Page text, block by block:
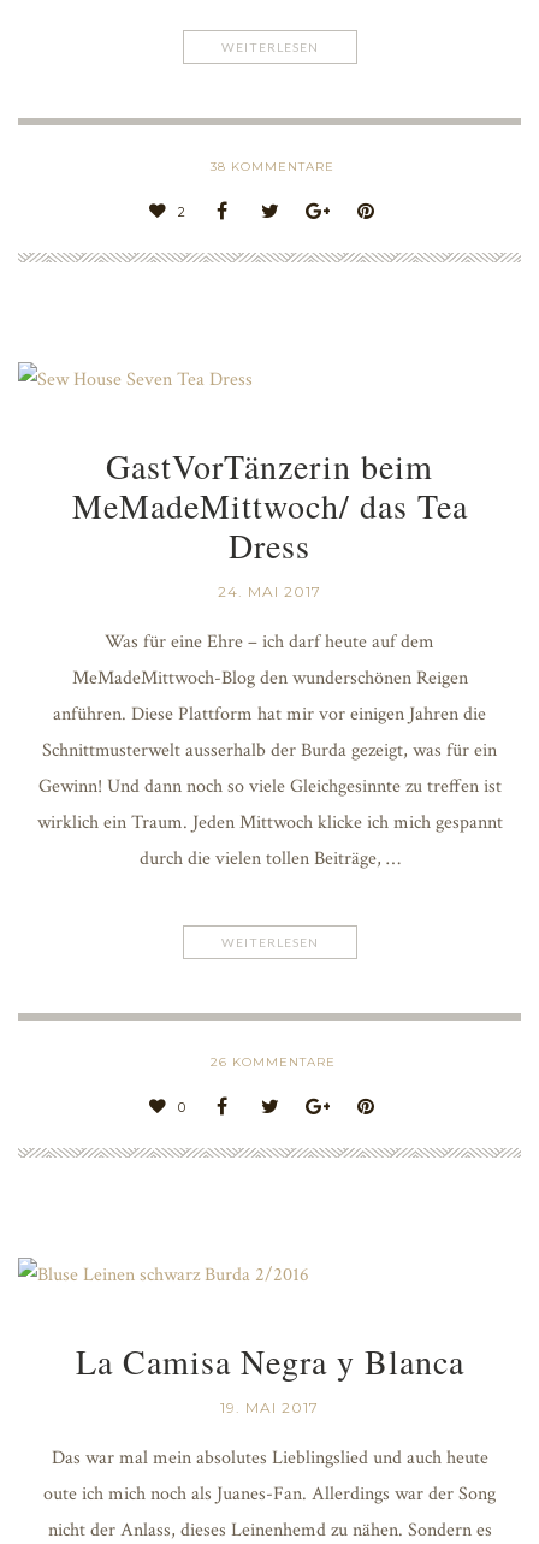
WEITERLESEN
38 KOMMENTARE
2
GastVorTänzerin beim
MeMadeMittwoch/ das Tea
Dress
24. MAI 2017
Was für eine Ehre – ich darf heute auf dem
MeMadeMittwoch-Blog den wunderschönen Reigen
anführen. Diese Plattform hat mir vor einigen Jahren die
Schnittmusterwelt ausserhalb der Burda gezeigt, was für ein
Gewinn! Und dann noch so viele Gleichgesinnte zu treffen ist
wirklich ein Traum. Jeden Mittwoch klicke ich mich gespannt
durch die vielen tollen Beiträge, …
WEITERLESEN
26 KOMMENTARE
0
La Camisa Negra y Blanca
19. MAI 2017
Das war mal mein absolutes Lieblingslied und auch heute
oute ich mich noch als Juanes-Fan. Allerdings war der Song
nicht der Anlass, dieses Leinenhemd zu nähen. Sondern es